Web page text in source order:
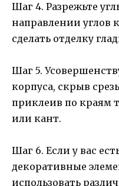
Шаг 4. Разрежьте
направлении углов
сделать отделку
Шаг 5.
корпуса, скрыв
приклеив по краям
или кант.
Шаг 6. Если у вас
декоративные
использовать